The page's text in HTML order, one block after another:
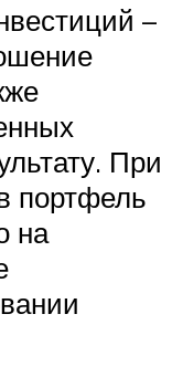
–
При
портфель
на